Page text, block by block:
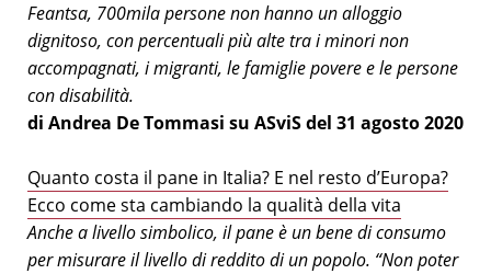
Feantsa, 700mila persone non hanno un alloggio
dignitoso, con percentuali più alte tra i minori non
accompagnati, i migranti, le famiglie povere e le persone
con disabilità.
di Andrea De Tommasi su ASviS del 31 agosto 2020
Quanto costa il pane in Italia? E nel resto d’Europa?
Ecco come sta cambiando la qualità della vita
Anche a livello simbolico, il pane è un bene di consumo
per misurare il livello di reddito di un popolo. “Non poter